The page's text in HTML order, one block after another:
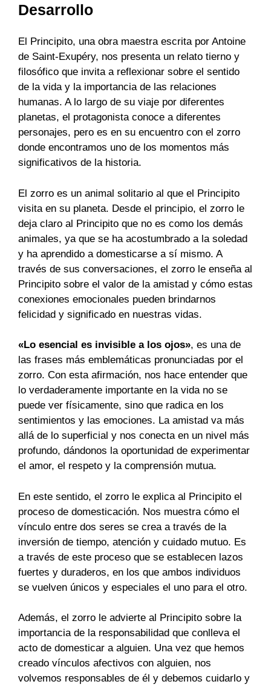
Desarrollo
El Principito, una obra maestra escrita por Antoine
de Saint-Exupéry, nos presenta un relato tierno y
filosófico que invita a reflexionar sobre el sentido
de la vida y la importancia de las relaciones
humanas. A lo largo de su viaje por diferentes
planetas, el protagonista conoce a diferentes
personajes, pero es en su encuentro con el zorro
donde encontramos uno de los momentos más
significativos de la historia.
El zorro es un animal solitario al que el Principito
visita en su planeta. Desde el principio, el zorro le
deja claro al Principito que no es como los demás
animales, ya que se ha acostumbrado a la soledad
y ha aprendido a domesticarse a sí mismo. A
través de sus conversaciones, el zorro le enseña al
Principito sobre el valor de la amistad y cómo estas
conexiones emocionales pueden brindarnos
felicidad y significado en nuestras vidas.
«Lo esencial es invisible a los ojos», es una de
las frases más emblemáticas pronunciadas por el
zorro. Con esta afirmación, nos hace entender que
lo verdaderamente importante en la vida no se
puede ver físicamente, sino que radica en los
sentimientos y las emociones. La amistad va más
allá de lo superficial y nos conecta en un nivel más
profundo, dándonos la oportunidad de experimentar
el amor, el respeto y la comprensión mutua.
En este sentido, el zorro le explica al Principito el
proceso de domesticación. Nos muestra cómo el
vínculo entre dos seres se crea a través de la
inversión de tiempo, atención y cuidado mutuo. Es
a través de este proceso que se establecen lazos
fuertes y duraderos, en los que ambos individuos
se vuelven únicos y especiales el uno para el otro.
Además, el zorro le advierte al Principito sobre la
importancia de la responsabilidad que conlleva el
acto de domesticar a alguien. Una vez que hemos
creado vínculos afectivos con alguien, nos
volvemos responsables de él y debemos cuidarlo y